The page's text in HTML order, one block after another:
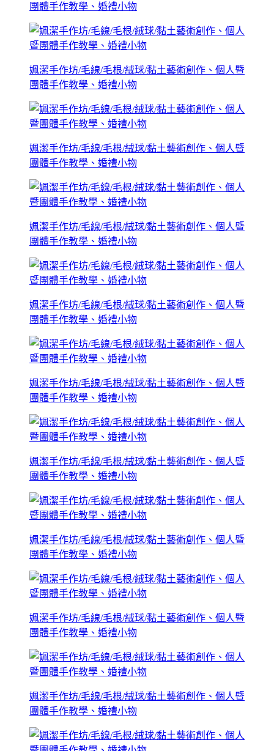
團體手作教學、婚禮小物
姵潔手作坊/毛線/毛根/絨球/黏土藝術創作、個人暨
團體手作教學、婚禮小物
姵潔手作坊/毛線/毛根/絨球/黏土藝術創作、個人暨
團體手作教學、婚禮小物
姵潔手作坊/毛線/毛根/絨球/黏土藝術創作、個人暨
團體手作教學、婚禮小物
姵潔手作坊/毛線/毛根/絨球/黏土藝術創作、個人暨
團體手作教學、婚禮小物
姵潔手作坊/毛線/毛根/絨球/黏土藝術創作、個人暨
團體手作教學、婚禮小物
姵潔手作坊/毛線/毛根/絨球/黏土藝術創作、個人暨
團體手作教學、婚禮小物
姵潔手作坊/毛線/毛根/絨球/黏土藝術創作、個人暨
團體手作教學、婚禮小物
姵潔手作坊/毛線/毛根/絨球/黏土藝術創作、個人暨
團體手作教學、婚禮小物
姵潔手作坊/毛線/毛根/絨球/黏土藝術創作、個人暨
團體手作教學、婚禮小物